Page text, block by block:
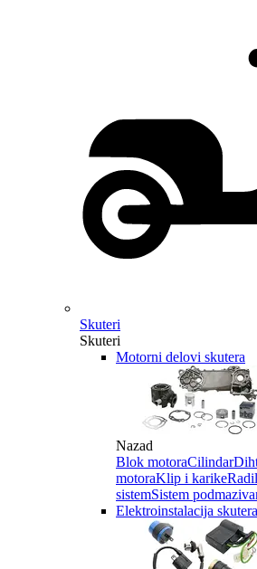
Skuteri
Skuteri
Motorni delovi skutera
Nazad
Blok motoraCilindar
motoraKlip i karike
sistemSistem
Elektroinstalacija skutera